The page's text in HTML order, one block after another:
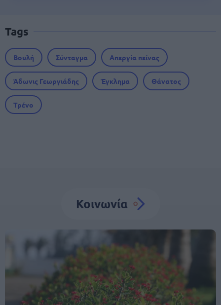
Tags
Βουλή Σύνταγμα Απεργία πείνας
Άδωνις Γεωργιάδης Έγκλημα Θάνατος
Τρένο
Κοινωνία